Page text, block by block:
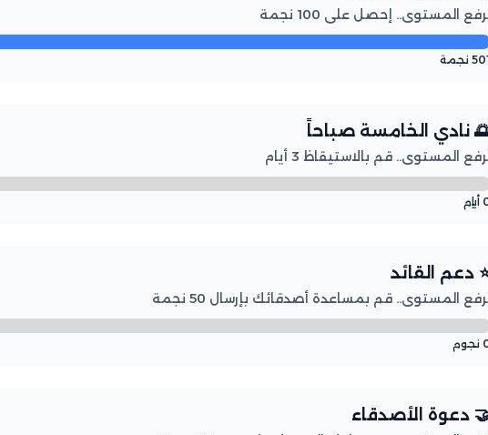
لرفع المستوى.. إحصل على 100 نجمة
نجمة
نادي الخامسة صباحاً
لرفع المستوى.. قم بالاستيقاظ 3 أيام
دعم القائد
لرفع المستوى.. قم بمساعدة أصدقائك بإرسال 50 نجمة
دعوة الأصدقاء